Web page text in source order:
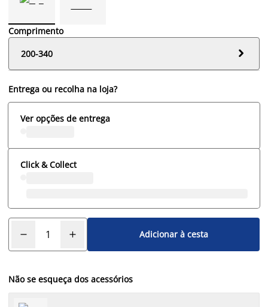
Comprimento
200-340

Entrega ou recolha na loja?
Ver opções de entrega
Click & Collect
Adicionar à cesta
Não se esqueça dos acessórios